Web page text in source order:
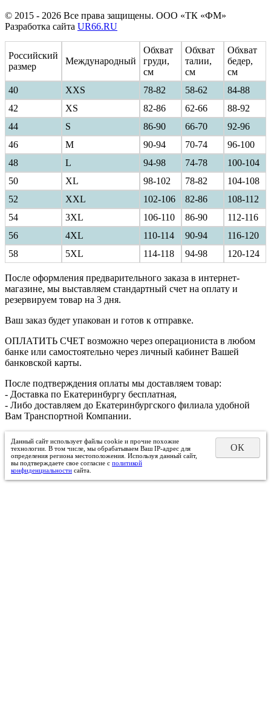
© 2015 - 2026 Все права защищены. ООО «ТК «ФМ»
Разработка сайта UR66.RU
Российский
размер
Международный
Обхват
груди,
см
Обхват
талии,
см
Обхват
бедер,
см
40
ХXS 78-82 58-62
84-88
42
XS 82-86 62-66
88-92
44
S 86-90 66-70
92-96
46
M 90-94 70-74
96-100
48
L 94-98 74-78
100-104
50
XL 98-102 78-82
104-108
52
XXL 102-106 82-86
108-112
54
3XL 106-110 86-90
112-116
56
4XL 110-114 90-94
116-120
58
5XL 114-118 94-98 120-124
После оформления предварительного заказа в интернет-
магазине, мы выставляем стандартный счет на оплату и
резервируем товар на 3 дня.
Ваш заказ будет упакован и готов к отправке.
ОПЛАТИТЬ СЧЕТ возможно через операциониста в любом
банке или самостоятельно через личный кабинет Вашей
банковской карты.
После подтверждения оплаты мы доставляем товар:
- Доставка по Екатеринбургу бесплатная,
- Либо доставляем до Екатеринбургского филиала удобной
Вам Транспортной Компании.
Данный сайт использует файлы cookie и прочие похожие
технологии. В том числе, мы обрабатываем Ваш IP-адрес для
определения региона местоположения. Используя данный сайт,
вы подтверждаете свое согласие с политикой
конфиденциальности сайта.
ОК